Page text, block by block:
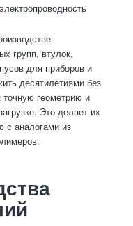
групп, втулок,
для приборов и
десятилетиями без
точную геометрию и
Это делает их
с аналогами из